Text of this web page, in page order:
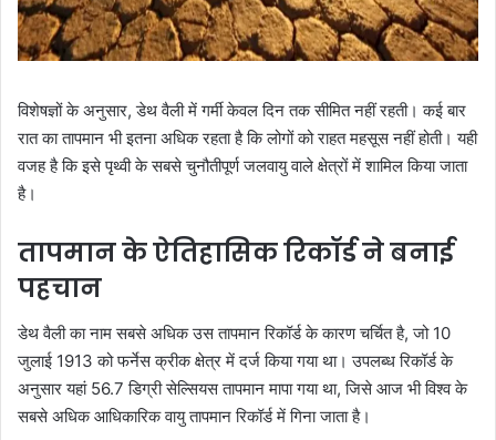
विशेषज्ञों के अनुसार, डेथ वैली में गर्मी केवल दिन तक सीमित नहीं रहती। कई बार
रात का तापमान भी इतना अधिक रहता है कि लोगों को राहत महसूस नहीं होती। यही
वजह है कि इसे पृथ्वी के सबसे चुनौतीपूर्ण जलवायु वाले क्षेत्रों में शामिल किया जाता
है।
तापमान के ऐतिहासिक रिकॉर्ड ने बनाई
पहचान
डेथ वैली का नाम सबसे अधिक उस तापमान रिकॉर्ड के कारण चर्चित है, जो 10
जुलाई 1913 को फर्नेस क्रीक क्षेत्र में दर्ज किया गया था। उपलब्ध रिकॉर्ड के
अनुसार यहां 56.7 डिग्री सेल्सियस तापमान मापा गया था, जिसे आज भी विश्व के
सबसे अधिक आधिकारिक वायु तापमान रिकॉर्ड में गिना जाता है।